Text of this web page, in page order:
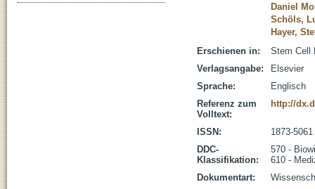
Daniel
Schöls,
Hayer,
Erschienen in:
Stem Cell
Verlagsangabe:
Elsevier
Sprache:
Englisch
Referenz zum
Volltext:
http://
ISSN:
1873-5061
DDC-
Klassifikation:
570 -
610 -
Dokumentart: